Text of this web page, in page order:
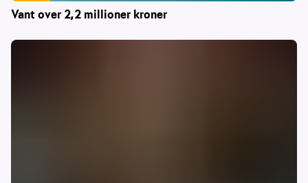
Vant over 2,2 millioner kroner